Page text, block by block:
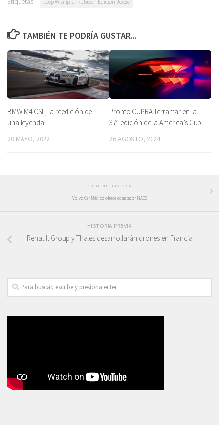
Jeep Wrangler Rubicon Edición Joose
TAMBIÉN TE PODRÍA GUSTAR...
BMW M4 CSL, la reedición de
una leyenda
20 MAYO, 2022
Pronto CUPRA Terramar en la
37ª edición de la America’s Cup
26 AGOSTO, 2024
SIGUIENTE HISTORIA
Volvo Car México ofrece adaptador NACS
HISTORIA PREVIA
Renault Group y Thales desarrollarán drones en Francia